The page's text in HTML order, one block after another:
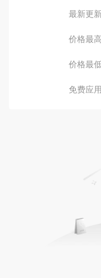
最新更
价格最高
价格最
免费应用